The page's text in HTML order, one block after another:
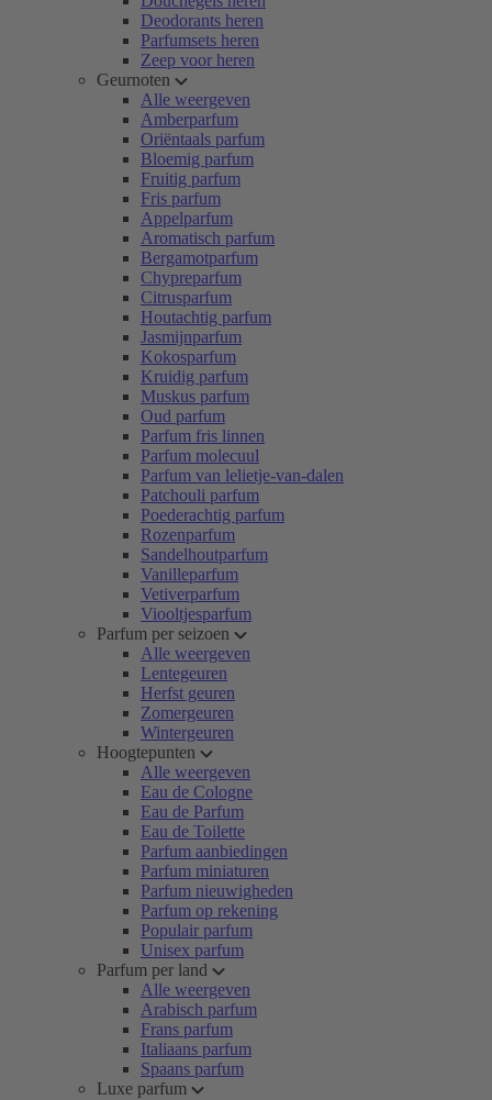
Deodorants heren
Parfumsets heren
Zeep voor heren
Geurnoten
Alle weergeven
Amberparfum
Oriëntaals parfum
Bloemig parfum
Fruitig parfum
Fris parfum
Appelparfum
Aromatisch parfum
Bergamotparfum
Chypreparfum
Citrusparfum
Houtachtig parfum
Jasmijnparfum
Kokosparfum
Kruidig parfum
Muskus parfum
Oud parfum
Parfum fris linnen
Parfum molecuul
Parfum van lelietje-van-dalen
Patchouli parfum
Poederachtig parfum
Rozenparfum
Sandelhoutparfum
Vanilleparfum
Vetiverparfum
Viooltjesparfum
Parfum per seizoen
Alle weergeven
Lentegeuren
Herfst geuren
Zomergeuren
Wintergeuren
Hoogtepunten
Alle weergeven
Eau de Cologne
Eau de Parfum
Eau de Toilette
Parfum aanbiedingen
Parfum miniaturen
Parfum nieuwigheden
Parfum op rekening
Populair parfum
Unisex parfum
Parfum per land
Alle weergeven
Arabisch parfum
Frans parfum
Italiaans parfum
Spaans parfum
Luxe parfum